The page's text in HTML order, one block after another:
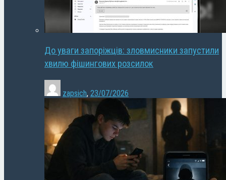
До уваги запоріжців: зловмисники запустили
хвилю фішингових розсилок
zapsich, 23/07/2026